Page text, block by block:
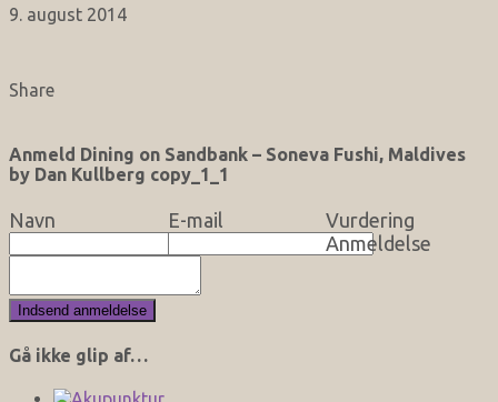
9. august 2014
Share
Anmeld Dining on Sandbank – Soneva Fushi, Maldives
by Dan Kullberg copy_1_1
Navn E-mail
Vurdering
Anmeldelse
Gå ikke glip af…